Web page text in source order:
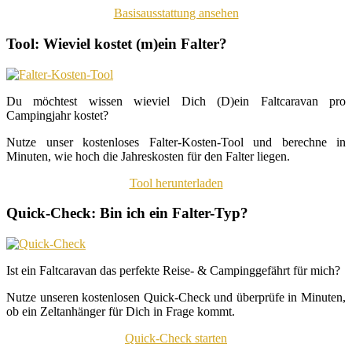
Basisausstattung ansehen
Tool: Wieviel kostet (m)ein Falter?
Du möchtest wissen wieviel Dich (D)ein Faltcaravan pro
Campingjahr kostet?
Nutze unser kostenloses Falter-Kosten-Tool und berechne in
Minuten, wie hoch die Jahreskosten für den Falter liegen.
Tool herunterladen
Quick-Check: Bin ich ein Falter-Typ?
Ist ein Faltcaravan das perfekte Reise- & Campinggefährt für mich?
Nutze unseren kostenlosen Quick-Check und überprüfe in Minuten,
ob ein Zeltanhänger für Dich in Frage kommt.
Quick-Check starten